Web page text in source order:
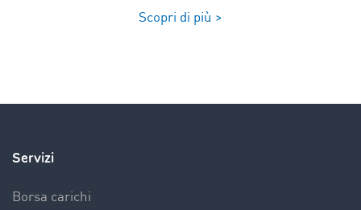
Scopri di più >
Servizi
Borsa carichi